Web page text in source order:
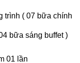
trình ( 07 bữa chính
bữa sáng buffet )
01 lần